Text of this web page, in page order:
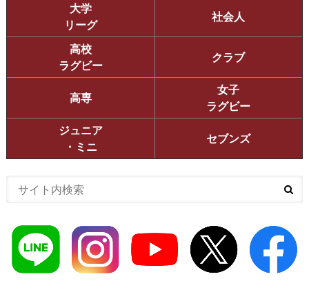
大学
リーグ
社会人
高校
ラグビー
クラブ
高専
女子
ラグビー
ジュニア
・ミニ
セブンズ